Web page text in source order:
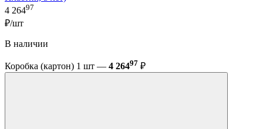
4 26497
₽/шт
В наличии
Коробка (картон) 1 шт — 4 26497 ₽